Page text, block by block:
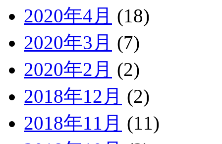
2020年4月 (18)
2020年3月 (7)
2020年2月 (2)
2018年12月 (2)
2018年11月 (11)